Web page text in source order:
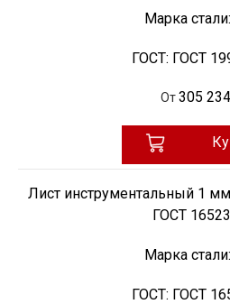
Марка стали:
ГОСТ: ГОСТ
От 305
Лист инструментальный 1
ГОСТ
Марка стали:
ГОСТ: ГОСТ